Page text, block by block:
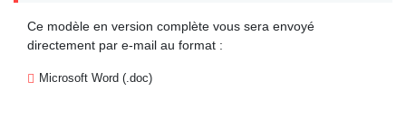
Ce modèle en version complète vous sera envoyé
directement par e-mail au format :
Microsoft Word (.doc)